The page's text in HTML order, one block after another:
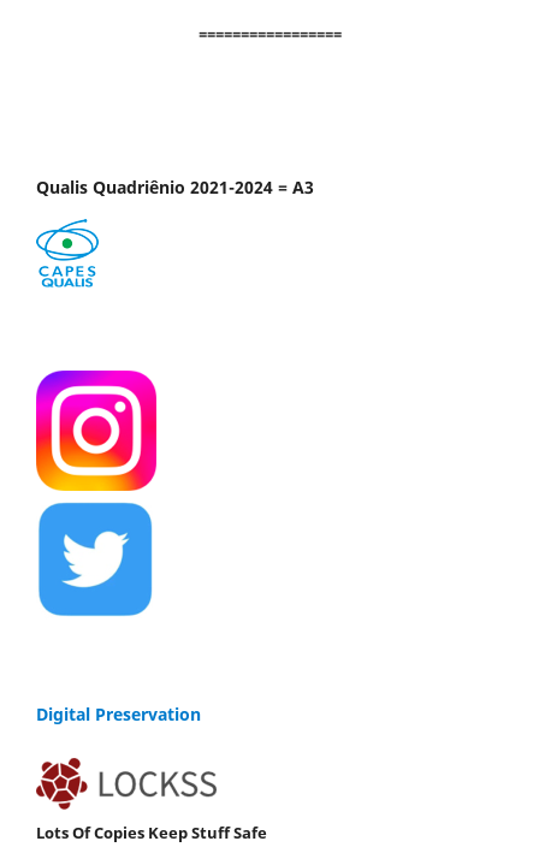
=================
Qualis Quadriênio 2021-2024 = A3
Digital Preservation
Lots Of Copies Keep Stuff Safe